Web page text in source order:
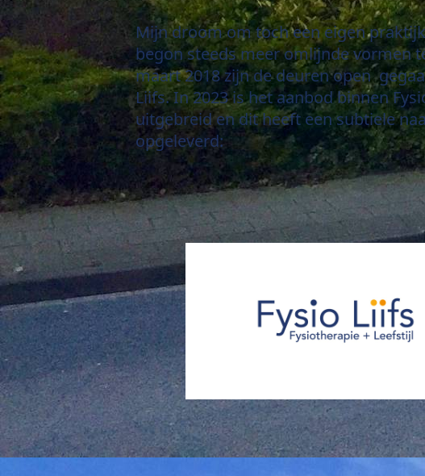
Mijn droom om toch een eigen
begon steeds meer omlijnde vormen
maart 2018 zijn de deuren open
Liifs. In 2023 is het aanbod binnen
uitgebreid en dit heeft een subtiele
opgeleverd: